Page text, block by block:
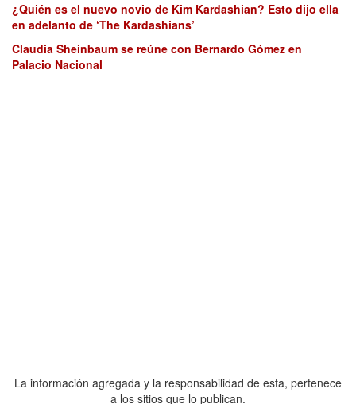
¿Quién es el nuevo novio de Kim Kardashian? Esto dijo ella
en adelanto de ‘The Kardashians’
Claudia Sheinbaum se reúne con Bernardo Gómez en
Palacio Nacional
La información agregada y la responsabilidad de esta, pertenece
a los sitios que lo publican.